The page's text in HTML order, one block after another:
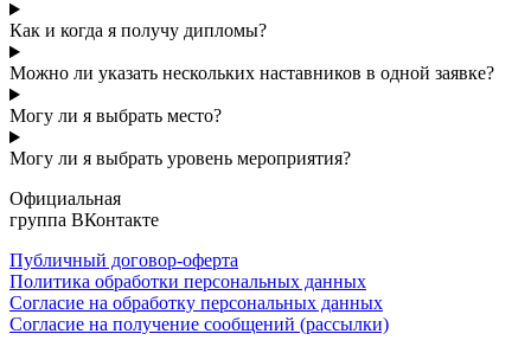
Как и когда я получу дипломы?
Можно ли указать нескольких наставников в одной заявке?
Могу ли я выбрать место?
Могу ли я выбрать уровень мероприятия?
Официальная
группа ВКонтакте
Публичный договор-оферта
Политика обработки персональных данных
Согласие на обработку персональных данных
Согласие на получение сообщений (рассылки)